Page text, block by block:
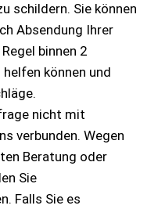
schildern. Sie können
Absendung Ihrer
binnen 2
können und
nicht mit
verbunden. Wegen
Beratung oder
Sie
Falls Sie es